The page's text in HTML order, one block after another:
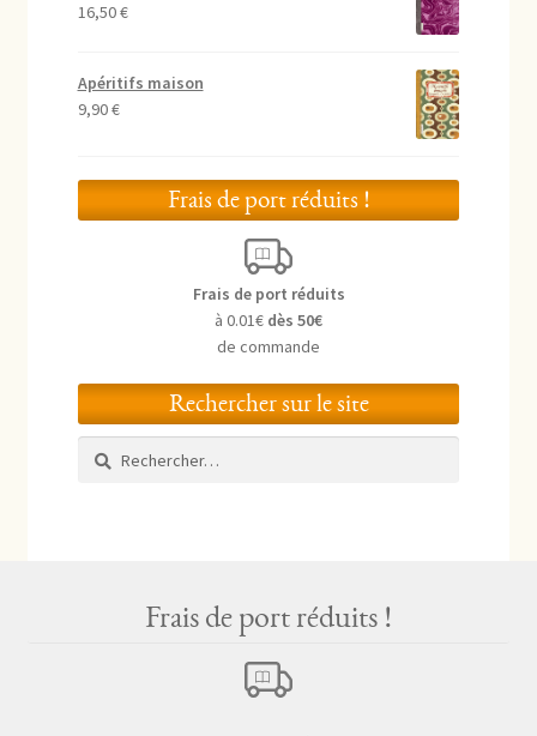
16,50€
Apéritifs maison
9,90€
Frais de port réduits !
Frais de port réduits
à 0.01€ dès 50€
de commande
Rechercher sur le site
Rechercher :
Frais de port réduits !